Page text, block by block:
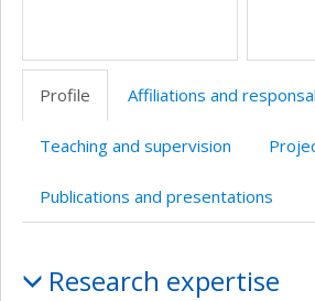
Profile Affiliations and
Teaching and supervision
Publications and presentations
Research expertise